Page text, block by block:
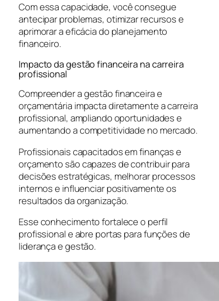
Com essa capacidade, você consegue
antecipar problemas, otimizar recursos e
aprimorar a eficácia do planejamento
financeiro.
Impacto da gestão financeira na carreira
profissional
Compreender a gestão financeira e
orçamentária impacta diretamente a carreira
profissional, ampliando oportunidades e
aumentando a competitividade no mercado.
Profissionais capacitados em finanças e
orçamento são capazes de contribuir para
decisões estratégicas, melhorar processos
internos e influenciar positivamente os
resultados da organização.
Esse conhecimento fortalece o perfil
profissional e abre portas para funções de
liderança e gestão.